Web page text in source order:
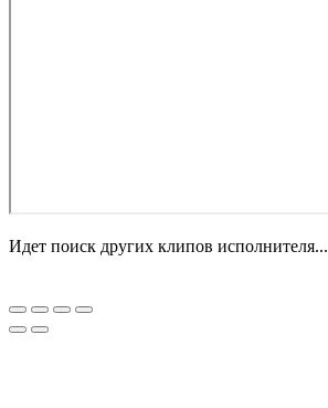
Идет поиск других клипов исполнителя...